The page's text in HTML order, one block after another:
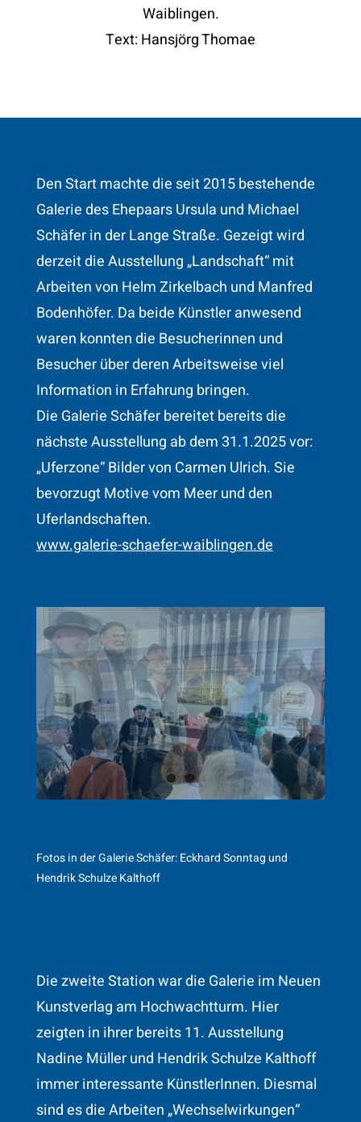
Waiblingen.
Text: Hansjörg Thomae
Den Start machte die seit 2015 bestehende
Galerie des Ehepaars Ursula und Michael
Schäfer in der Lange Straße. Gezeigt wird
derzeit die Ausstellung „Landschaft“ mit
Arbeiten von Helm Zirkelbach und Manfred
Bodenhöfer. Da beide Künstler anwesend
waren konnten die Besucherinnen und
Besucher über deren Arbeitsweise viel
Information in Erfahrung bringen.
Die Galerie Schäfer bereitet bereits die
nächste Ausstellung ab dem 31.1.2025 vor:
„Uferzone“ Bilder von Carmen Ulrich. Sie
bevorzugt Motive vom Meer und den
Uferlandschaften.
www.galerie-schaefer-waiblingen.de
Fotos in der Galerie Schäfer: Eckhard Sonntag und
Hendrik Schulze Kalthoff
Die zweite Station war die Galerie im Neuen
Kunstverlag am Hochwachtturm. Hier
zeigten in ihrer bereits 11. Ausstellung
Nadine Müller und Hendrik Schulze Kalthoff
immer interessante KünstlerInnen. Diesmal
sind es die Arbeiten „Wechselwirkungen“